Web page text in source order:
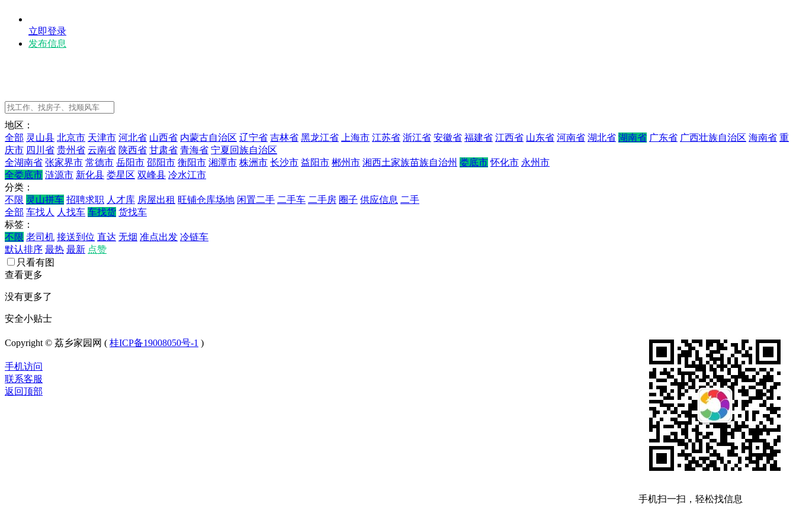
立即登录
发布信息
地区：
全部 灵山县 北京市 天津市 河北省 山西省 内蒙古自治区 辽宁省 吉林省 黑龙江省 上海市 江苏省 浙江省 安徽省 福建省 江西省 山东省 河南省 湖北省 湖南省 广东省 广西壮族自治区 海南省 重
庆市 四川省 贵州省 云南省 陕西省 甘肃省 青海省 宁夏回族自治区
全湖南省 张家界市 常德市 岳阳市 邵阳市 衡阳市 湘潭市 株洲市 长沙市 益阳市 郴州市 湘西土家族苗族自治州 娄底市 怀化市 永州市
全娄底市 涟源市 新化县 娄星区 双峰县 冷水江市
分类：
不限 灵山拼车 招聘求职 人才库 房屋出租 旺铺仓库场地 闲置二手 二手车 二手房 圈子 供应信息 二手
全部 车找人 人找车 车找货 货找车
标签：
不限 老司机 接送到位 直达 无烟 准点出发 冷链车
默认排序 最热 最新 点赞
只看有图
查看更多
没有更多了
安全小贴士
手机扫一扫，轻松找信息
Copyright © 荔乡家园网 ( 桂ICP备19008050号-1 )
手机访问
联系客服
返回顶部